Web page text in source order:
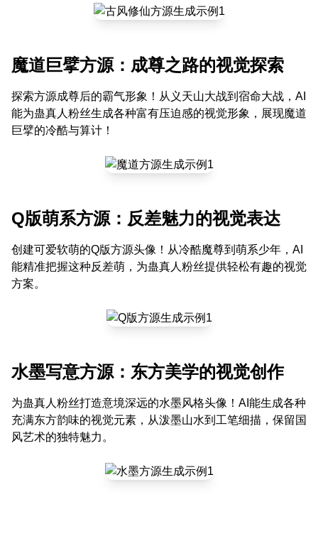
魔道巨擘方源：成尊之路的视觉探索
探索方源成尊后的霸气形象！从义天山大战到宿命大战，AI
能为蛊真人粉丝生成各种富有压迫感的视觉形象，展现魔道
巨擘的冷酷与算计！
Q版萌系方源：反差魅力的视觉表达
创建可爱软萌的Q版方源头像！从冷酷魔尊到萌系少年，AI
能精准把握这种反差萌，为蛊真人粉丝提供轻松有趣的视觉
方案。
水墨写意方源：东方美学的视觉创作
为蛊真人粉丝打造意境深远的水墨风格头像！AI能生成各种
充满东方韵味的视觉元素，从泼墨山水到工笔细描，保留国
风艺术的独特魅力。